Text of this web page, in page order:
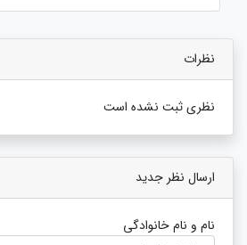
نظرات
نظری ثبت نشده است
ارسال نظر جدید
نام و نام خانوادگی